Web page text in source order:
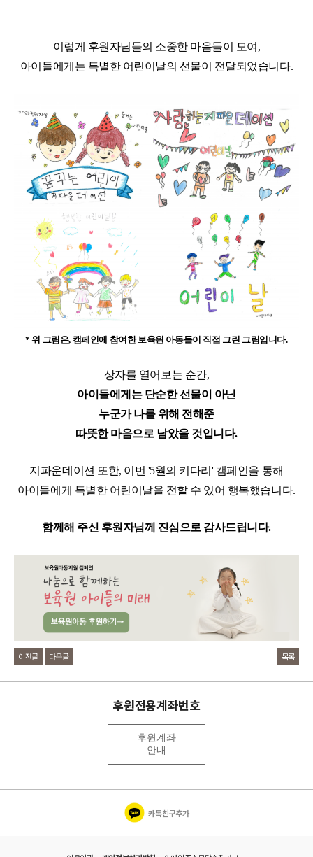
이렇게 후원자님들의 소중한 마음들이 모여,
아이들에게는 특별한 어린이날의 선물이 전달되었습니다.
* 위 그림은, 캠페인에 참여한 보육원 아동들이 직접 그린 그림입니다.
상자를 열어보는 순간,
아이들에게는 단순한 선물이 아닌
누군가 나를 위해 전해준
따뜻한 마음으로 남았을 것입니다.
지파운데이션 또한, 이번 '5월의 키다리' 캠페인을 통해
아이들에게 특별한 어린이날을 전할 수 있어 행복했습니다.
함께해 주신 후원자님께 진심으로 감사드립니다.
이전글 다음글 목록
후원전용계좌번호
후원계좌
안내
카톡친구추가